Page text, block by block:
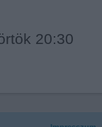
20:30